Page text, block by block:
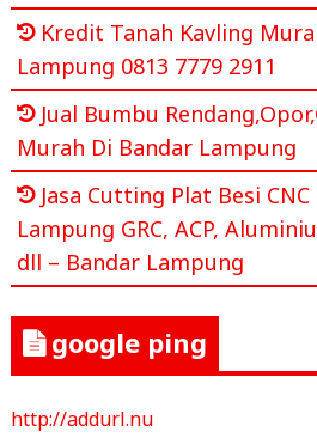
Kredit Tanah Kavling
Lampung 0813 7779 2911
Jual Bumbu
Murah Di Bandar Lampung
Jasa Cutting Plat Besi
Lampung GRC, ACP,
dll – Bandar Lampung
google ping
http://addurl.nu